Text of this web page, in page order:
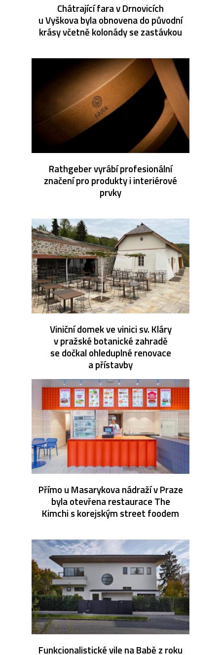
Chátrající fara v Drnovicích
u Vyškova byla obnovena do původní
krásy včetně kolonády se zastávkou
Rathgeber vyrábí profesionální
značení pro produkty i interiérové
prvky
Viniční domek ve vinici sv. Kláry
v pražské botanické zahradě
se dočkal ohleduplné renovace
a přístavby
Přímo u Masarykova nádraží v Praze
byla otevřena restaurace The
Kimchi s korejským street foodem
Funkcionalistické vile na Babě z roku